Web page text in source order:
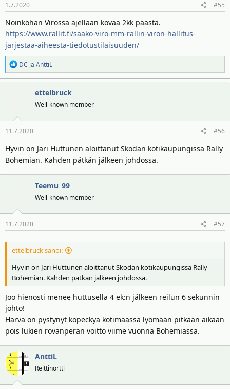
1.7.2020 #55
Noinkohan Virossa ajellaan kovaa 2kk päästä.
https://www.rallit.fi/saako-viro-mm-rallin-viron-hallitus-
jarjestaa-aiheesta-tiedotustilaisuuden/
R
e
a
o
t
DC ja AnttiL
ettelbruck
Well-known member
11.7.2020 #56
Hyvin on Jari Huttunen aloittanut Skodan kotikaupungissa Rally
Bohemian. Kahden pätkän jälkeen johdossa.
Teemu_99
Well-known member
11.7.2020 #57
ettelbruck sanoi:
Hyvin on Jari Huttunen aloittanut Skodan kotikaupungissa Rally
Bohemian. Kahden pätkän jälkeen johdossa.
Joo hienosti menee huttusella 4 ek:n jälkeen reilun 6 sekunnin
johto!
Harva on pystynyt kopeckya kotimaassa lyömään pitkään aikaan
pois lukien rovanperän voitto viime vuonna Bohemiassa.
AnttiL
Reittinörtti